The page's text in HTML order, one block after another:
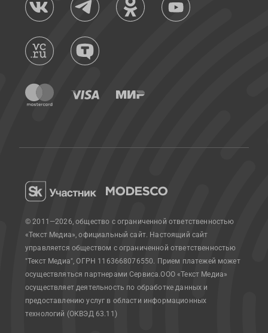
© 2011—2026, общество с ограниченной ответственностью
«Текст Медиа», официальный сайт. Настоящий сайт
управляется обществом с ограниченной ответственностью
"Текст Медиа", ОГРН 1163668076550. Прием платежей может
осуществляться партнерами Сервиса.ООО «Текст Медиа»
осуществляет деятельность по обработке данных и
предоставлению услуг в области информационных
технологий (ОКВЭД 63.11)